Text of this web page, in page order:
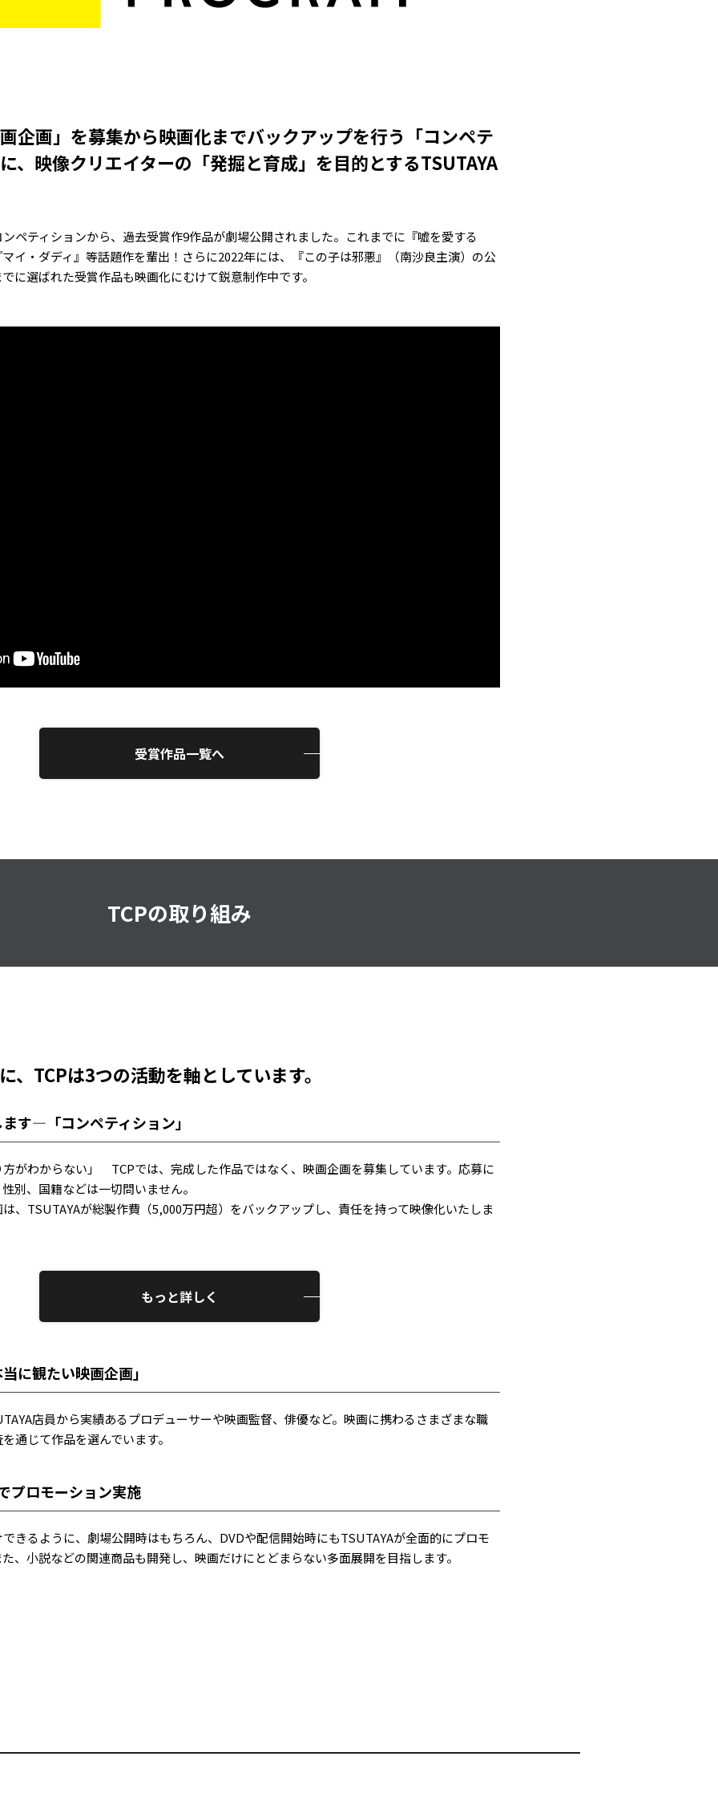
画企画」を募集から映画化までバックアップを行う「コンペテ
、映像クリエイターの「発掘と育成」を目的とするTSUTAYA
ペティションから、過去受賞作9作品が劇場公開されました。これまでに『嘘を愛する
イ・ダディ』等話題作を輩出！さらに2022年には、『この子は邪悪』（南沙良主演）の公
に選ばれた受賞作品も映画化にむけて鋭意制作中です。
受賞作品一覧へ
TCPの取り組み
、TCPは3つの活動を軸としています。
す―「コンペティション」
方がわからない」 TCPでは、完成した作品ではなく、映画企画を募集しています。応募に
別、国籍などは一切問いません。
、TSUTAYAが総製作費（5,000万円超）をバックアップし、責任を持って映像化いたしま
もっと詳しく
に観たい映画企画」
店員から実績あるプロデューサーや映画監督、俳優など。映画に携わるさまざまな職
通じて作品を選んでいます。
プロモーション実施
きるように、劇場公開時はもちろん、DVDや配信開始時にもTSUTAYAが全面的にプロモ
、小説などの関連商品も開発し、映画だけにとどまらない多面展開を目指します。